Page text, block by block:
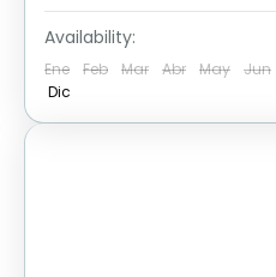
Availability:
Ene Feb Mar Abr May Jun
Dic